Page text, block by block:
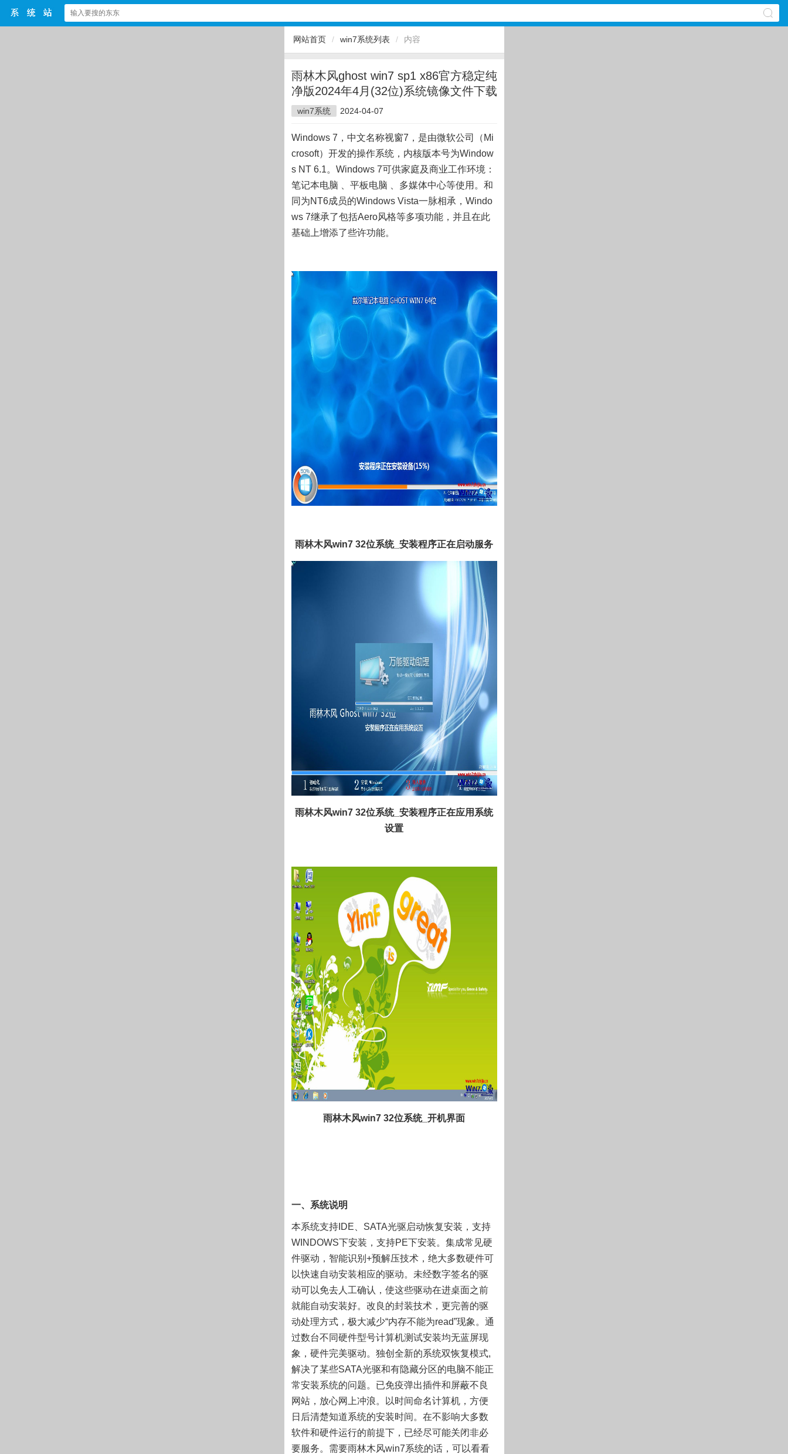
网站首页 / win7系统列表 / 内容
雨林木风ghost win7 sp1 x86官方稳定纯
净版2024年4月(32位)系统镜像文件下载
win7系统 2024-04-07
Windows 7，中文名称视窗7，是由微软公司（Mi
crosoft）开发的操作系统，内核版本号为Window
s NT 6.1。Windows 7可供家庭及商业工作环境：
笔记本电脑 、平板电脑 、多媒体中心等使用。和
同为NT6成员的Windows Vista一脉相承，Windo
ws 7继承了包括Aero风格等多项功能，并且在此
基础上增添了些许功能。
雨林木风win7 32位系统_安装程序正在启动服务
雨林木风win7 32位系统_安装程序正在应用系统
设置
雨林木风win7 32位系统_开机界面
一、系统说明
本系统支持IDE、SATA光驱启动恢复安装，支持
WINDOWS下安装，支持PE下安装。集成常见硬
件驱动，智能识别+预解压技术，绝大多数硬件可
以快速自动安装相应的驱动。未经数字签名的驱
动可以免去人工确认，使这些驱动在进桌面之前
就能自动安装好。改良的封装技术，更完善的驱
动处理方式，极大减少“内存不能为read”现象。通
过数台不同硬件型号计算机测试安装均无蓝屏现
象，硬件完美驱动。独创全新的系统双恢复模式,
解决了某些SATA光驱和有隐藏分区的电脑不能正
常安装系统的问题。已免疫弹出插件和屏蔽不良
网站，放心网上冲浪。以时间命名计算机，方便
日后清楚知道系统的安装时间。在不影响大多数
软件和硬件运行的前提下，已经尽可能关闭非必
要服务。需要雨林木风win7系统的话，可以看看